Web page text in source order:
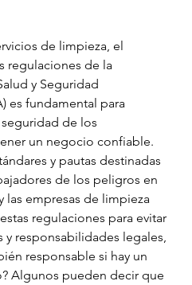
de limpieza, el
regulaciones de la
y Seguridad
es fundamental para
seguridad de los
un negocio confiable.
y pautas destinadas
de los peligros en
las empresas de limpieza
regulaciones para evitar
y responsabilidades legales,
responsable si hay un
Algunos pueden decir que